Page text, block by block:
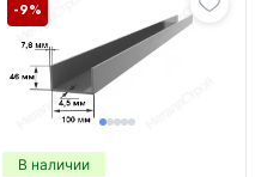
В наличии
-9%